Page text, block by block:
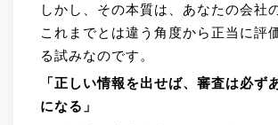
しかし、その本質は、あなたの会社
これまでとは違う角度から正当に評
る試みなのです。
「正しい情報を出せば、審査は必ず
になる」